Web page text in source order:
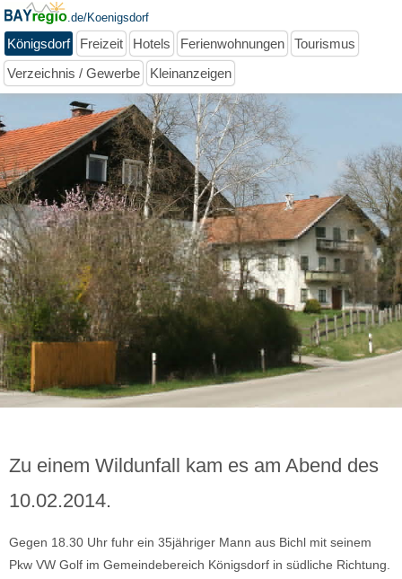
.de/Koenigsdorf
Königsdorf Freizeit Hotels Ferienwohnungen
Tourismus
Verzeichnis / Gewerbe
Kleinanzeigen
Zu einem Wildunfall kam es am Abend des
10.02.2014.
Gegen 18.30 Uhr fuhr ein 35jähriger Mann aus Bichl mit seinem
Pkw VW Golf im Gemeindebereich Königsdorf in südliche Richtung.